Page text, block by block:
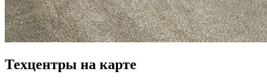
Техцентры на карте